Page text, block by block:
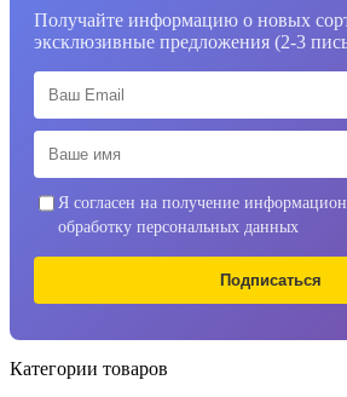
Получайте информацию о новых
эксклюзивные предложения (2-3
Я согласен на получение
обработку персональных данных
Подписаться
Категории товаров